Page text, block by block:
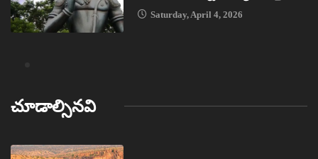
Saturday, April 4, 2026
చూడాల్సినవి